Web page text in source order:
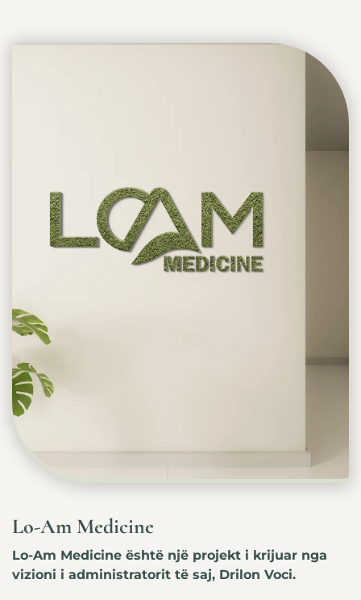
Lo-Am Medicine
Lo-Am Medicine është një projekt i krijuar nga
vizioni i administratorit të saj, Drilon Voci.